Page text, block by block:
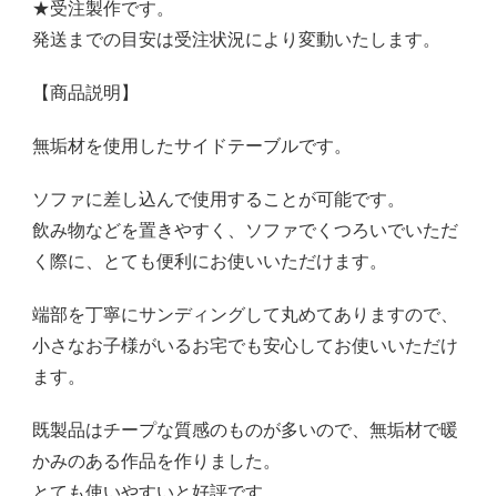
★受注製作です。
発送までの目安は受注状況により変動いたします。
【商品説明】
無垢材を使用したサイドテーブルです。
ソファに差し込んで使用することが可能です。
飲み物などを置きやすく、ソファでくつろいでいただ
く際に、とても便利にお使いいただけます。
端部を丁寧にサンディングして丸めてありますので、
小さなお子様がいるお宅でも安心してお使いいただけ
ます。
既製品はチープな質感のものが多いので、無垢材で暖
かみのある作品を作りました。